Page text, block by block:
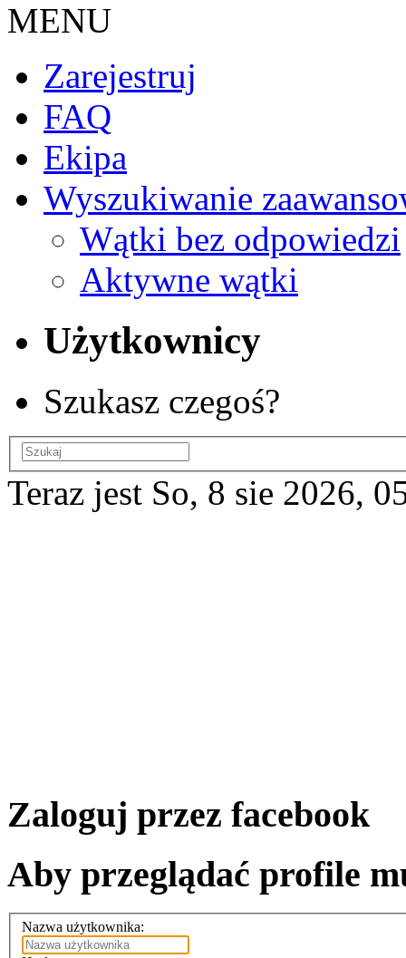
MENU
Zarejestruj
FAQ
Ekipa
Wyszukiwanie
Wątki bez odpowiedzi
Aktywne wątki
Użytkownicy
Szukasz czegoś?
Teraz jest So, 8 sie 2026,
Zaloguj przez facebook
Aby przeglądać profile
Nazwa użytkownika: